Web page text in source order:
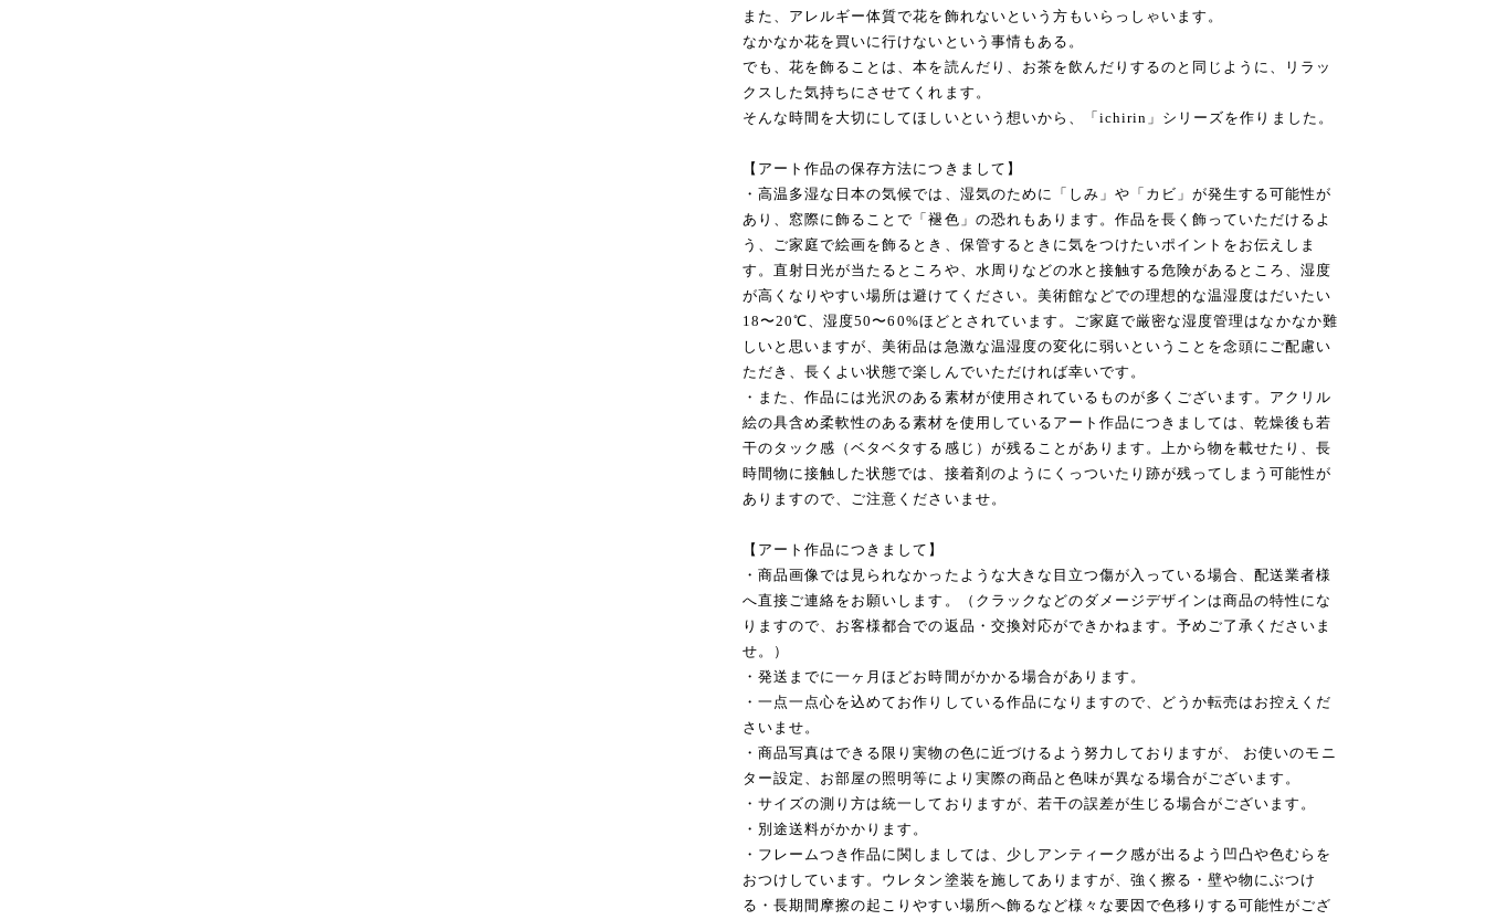
また、アレルギー体質で花を飾れないという方もいらっしゃいます。
なかなか花を買いに行けないという事情もある。
でも、花を飾ることは、本を読んだり、お茶を飲んだりするのと同じように、リラッ
クスした気持ちにさせてくれます。
そんな時間を大切にしてほしいという想いから、「ichirin」シリーズを作りました。
【アート作品の保存方法につきまして】
・高温多湿な日本の気候では、湿気のために「しみ」や「カビ」が発生する可能性が
あり、窓際に飾ることで「褪色」の恐れもあります。作品を長く飾っていただけるよ
う、ご家庭で絵画を飾るとき、保管するときに気をつけたいポイントをお伝えしま
す。直射日光が当たるところや、水周りなどの水と接触する危険があるところ、湿度
が高くなりやすい場所は避けてください。美術館などでの理想的な温湿度はだいたい
18〜20℃、湿度50〜60%ほどとされています。ご家庭で厳密な湿度管理はなかなか難
しいと思いますが、美術品は急激な温湿度の変化に弱いということを念頭にご配慮い
ただき、長くよい状態で楽しんでいただければ幸いです。
・また、作品には光沢のある素材が使用されているものが多くございます。アクリル
絵の具含め柔軟性のある素材を使用しているアート作品につきましては、乾燥後も若
干のタック感（ベタベタする感じ）が残ることがあります。上から物を載せたり、長
時間物に接触した状態では、接着剤のようにくっついたり跡が残ってしまう可能性が
ありますので、ご注意くださいませ。
【アート作品につきまして】
・商品画像では見られなかったような大きな目立つ傷が入っている場合、配送業者様
へ直接ご連絡をお願いします。（クラックなどのダメージデザインは商品の特性にな
りますので、お客様都合での返品・交換対応ができかねます。予めご了承くださいま
せ。）
・発送までに一ヶ月ほどお時間がかかる場合があります。
・一点一点心を込めてお作りしている作品になりますので、どうか転売はお控えくだ
さいませ。
・商品写真はできる限り実物の色に近づけるよう努力しておりますが、 お使いのモニ
ター設定、お部屋の照明等により実際の商品と色味が異なる場合がございます。
・サイズの測り方は統一しておりますが、若干の誤差が生じる場合がございます。
・別途送料がかかります。
・フレームつき作品に関しましては、少しアンティーク感が出るよう凹凸や色むらを
おつけしています。ウレタン塗装を施してありますが、強く擦る・壁や物にぶつけ
る・長期間摩擦の起こりやすい場所へ飾るなど様々な要因で色移りする可能性がござ